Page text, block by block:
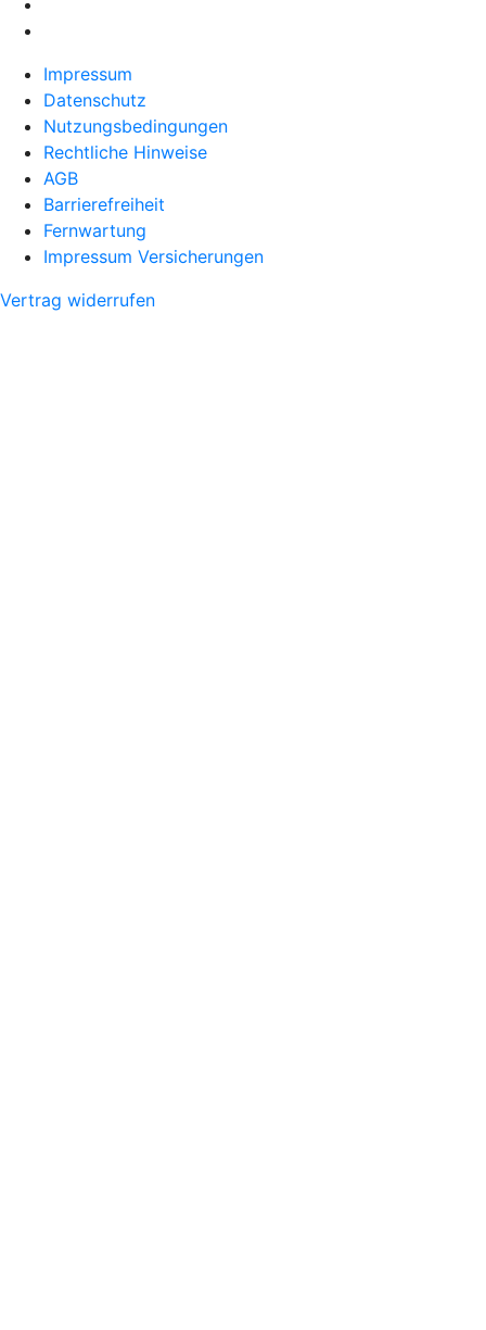
Impressum
Datenschutz
Nutzungsbedingungen
Rechtliche Hinweise
AGB
Barrierefreiheit
Fernwartung
Impressum Versicherungen
Vertrag widerrufen